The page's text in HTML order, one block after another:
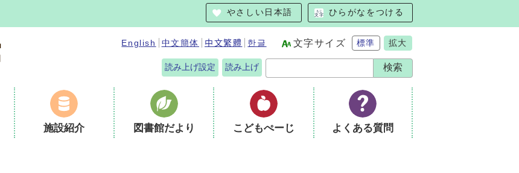
やさしい日本語 ひらがなをつける
English 中文簡体 中文繁體 한글 文字サイズ 標準 拡大
読み上げ
読み上げ設定
施設紹介 図書館だより こどもぺーじ よくある質問